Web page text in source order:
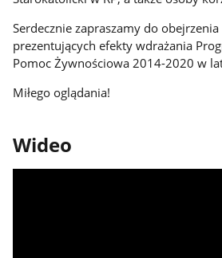
Serdecznie zapraszamy do
prezentujących efekty wdrażania
Pomoc Żywnościowa 2014-2020 w
Miłego oglądania!
Wideo